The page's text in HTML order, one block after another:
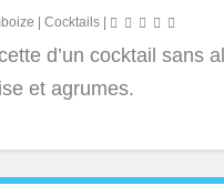
|Cocktails |
d’un cocktail sans
et agrumes.